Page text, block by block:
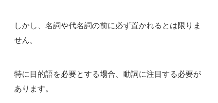
しかし、名詞や代名詞の前に必ず置かれるとは限りま
せん。
特に目的語を必要とする場合、動詞に注目する必要が
あります。